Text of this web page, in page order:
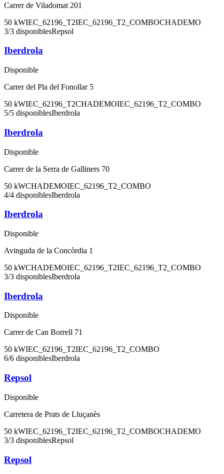
Carrer de Viladomat 201
50 kWIEC_62196_T2IEC_62196_T2_COMBOCHADEMO
3/3 disponiblesRepsol
Iberdrola
Disponible
Carrer del Pla del Fonollar 5
50 kWIEC_62196_T2CHADEMOIEC_62196_T2_COMBO
5/5 disponiblesIberdrola
Iberdrola
Disponible
Carrer de la Serra de Galliners 70
50 kWCHADEMOIEC_62196_T2_COMBO
4/4 disponiblesIberdrola
Iberdrola
Disponible
Avinguda de la Concòrdia 1
50 kWCHADEMOIEC_62196_T2IEC_62196_T2_COMBO
3/3 disponiblesIberdrola
Iberdrola
Disponible
Carrer de Can Borrell 71
50 kWIEC_62196_T2IEC_62196_T2_COMBO
6/6 disponiblesIberdrola
Repsol
Disponible
Carretera de Prats de Lluçanès
50 kWIEC_62196_T2IEC_62196_T2_COMBOCHADEMO
3/3 disponiblesRepsol
Repsol